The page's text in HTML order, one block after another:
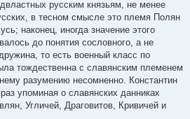
русским князьям, не менее
в тесном смысле это племя Полян
наконец, иногда значение этого
до понятия сословного, а не
то есть военный класс по
тождественна с славянским племенем
разумению несомненно. Константин
упоминая о славянских данниках
Угличей, Драговитов, Кривичей и